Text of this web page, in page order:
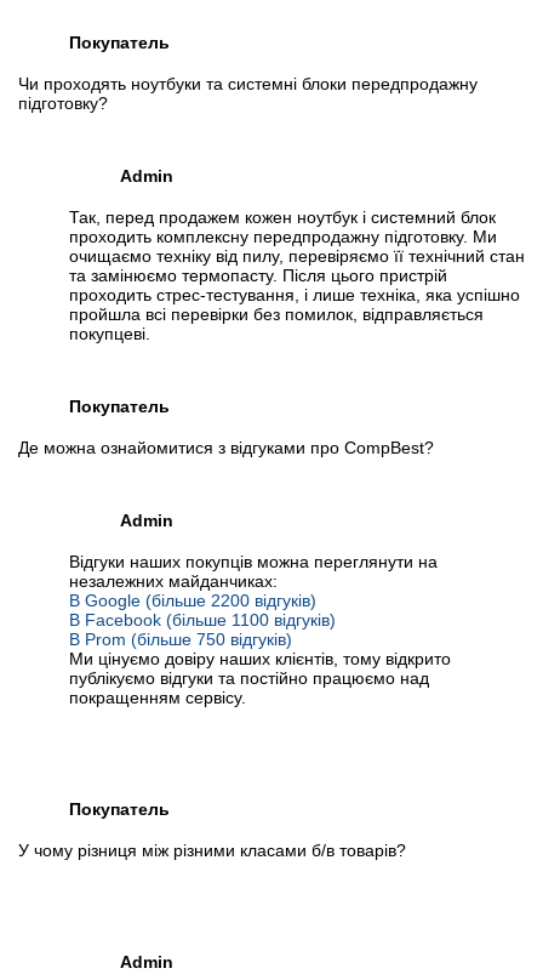
Покупатель
Чи проходять ноутбуки та системні блоки передпродажну
підготовку?
Admin
Так, перед продажем кожен ноутбук і системний блок
проходить комплексну передпродажну підготовку. Ми
очищаємо техніку від пилу, перевіряємо її технічний стан
та замінюємо термопасту. Після цього пристрій
проходить стрес-тестування, і лише техніка, яка успішно
пройшла всі перевірки без помилок, відправляється
покупцеві.
Покупатель
Де можна ознайомитися з відгуками про CompBest?
Admin
Відгуки наших покупців можна переглянути на
незалежних майданчиках:
В Google (більше 2200 відгуків)
В Facebook (більше 1100 відгуків)
В Prom (більше 750 відгуків)
Ми цінуємо довіру наших клієнтів, тому відкрито
публікуємо відгуки та постійно працюємо над
покращенням сервісу.
Покупатель
У чому різниця між різними класами б/в товарів?
Admin